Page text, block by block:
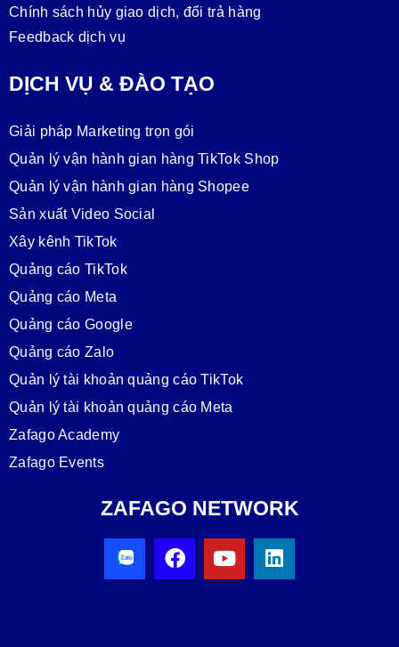
Chính sách hủy giao dịch, đổi trả hàng
Feedback dịch vụ
DỊCH VỤ & ĐÀO TẠO
Giải pháp Marketing trọn gói
Quản lý vận hành gian hàng TikTok Shop
Quản lý vận hành gian hàng Shopee
Sản xuất Video Social
Xây kênh TikTok
Quảng cáo TikTok
Quảng cáo Meta
Quảng cáo Google
Quảng cáo Zalo
Quản lý tài khoản quảng cáo TikTok
Quản lý tài khoản quảng cáo Meta
Zafago Academy
Zafago Events
ZAFAGO NETWORK